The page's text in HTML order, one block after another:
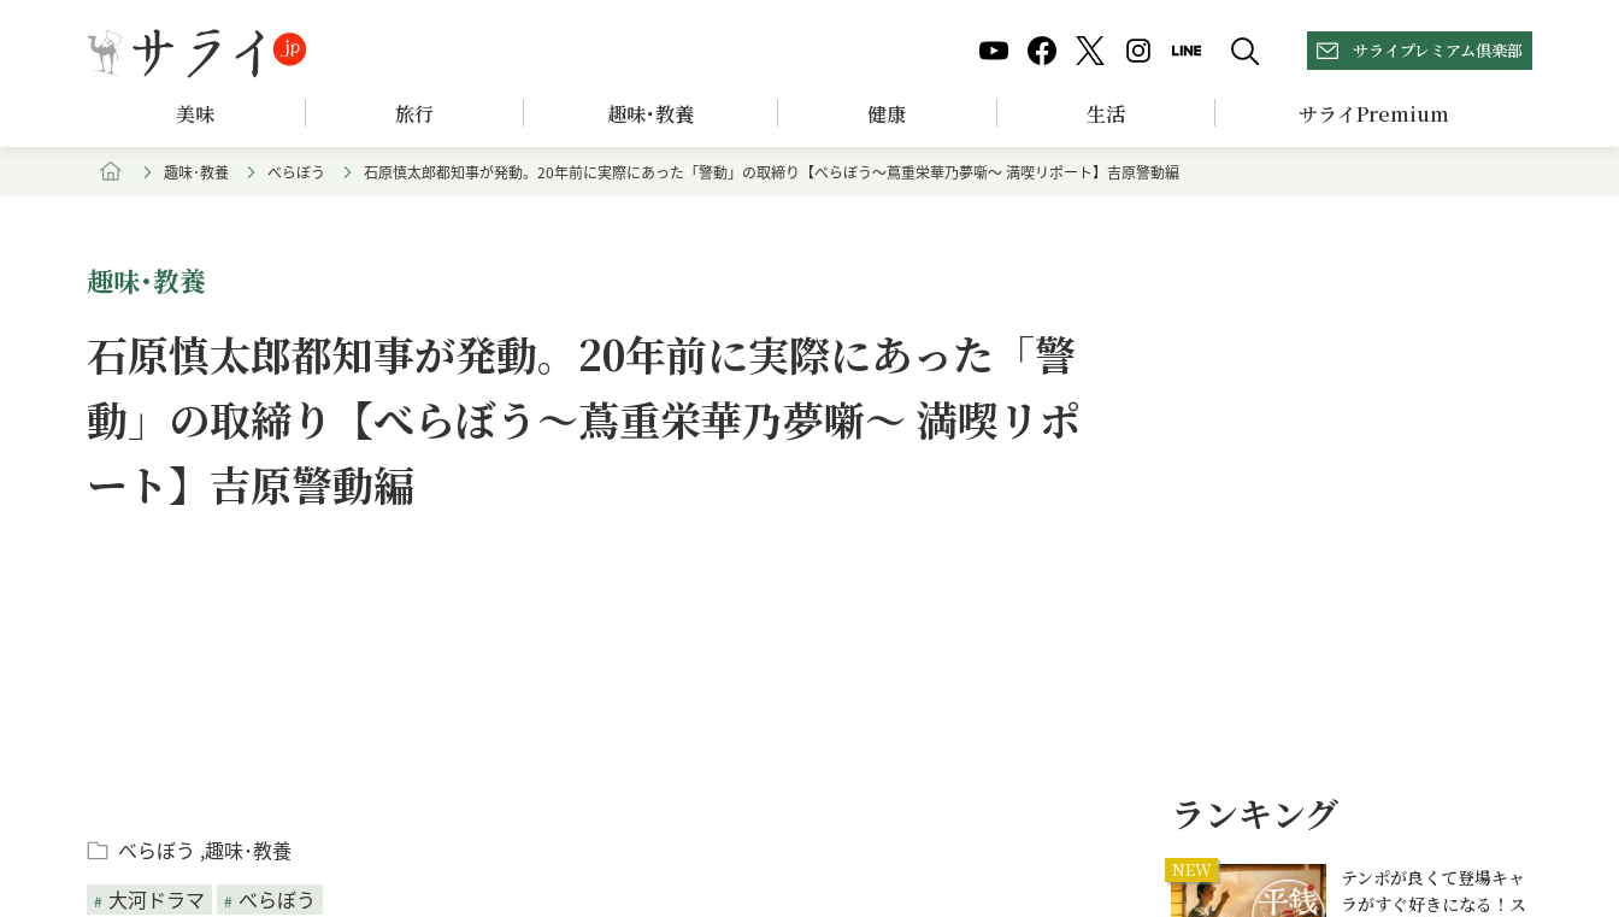
サライプレミアム倶楽部
美味 旅行 趣味･教養 健康 生活 サライPremium
趣味･教養 べらぼう 石原慎太郎都知事が発動。20年前に実際にあった「警動」の取締り【べらぼう～蔦重栄華乃夢噺～ 満喫リポート】吉原警動編
趣味･教養
石原慎太郎都知事が発動。20年前に実際にあった「警
動」の取締り【べらぼう～蔦重栄華乃夢噺～ 満喫リポ
ート】吉原警動編
べらぼう 趣味･教養
大河ドラマ
べらぼう
ランキング
NEW
テンポが良くて登場キャ
ラがすぐ好きになる！ス